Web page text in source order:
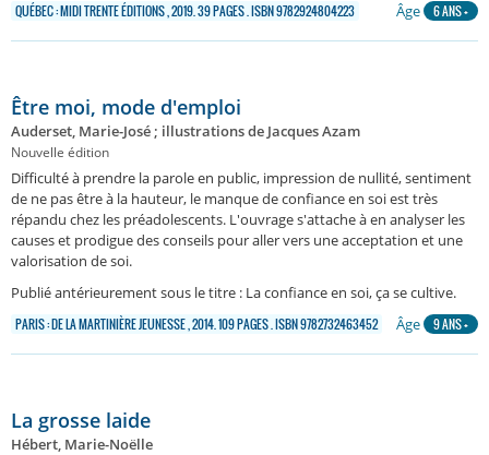
QUÉBEC : MIDI TRENTE ÉDITIONS , 2019. 39 PAGES . ISBN 9782924804223 Âge 6 ANS +
Être moi, mode d'emploi
Auderset, Marie-José ; illustrations de Jacques Azam
Nouvelle édition
Difficulté à prendre la parole en public, impression de nullité, sentiment
de ne pas être à la hauteur, le manque de confiance en soi est très
répandu chez les préadolescents. L'ouvrage s'attache à en analyser les
causes et prodigue des conseils pour aller vers une acceptation et une
valorisation de soi.
Publié antérieurement sous le titre : La confiance en soi, ça se cultive.
PARIS : DE LA MARTINIÈRE JEUNESSE , 2014. 109 PAGES . ISBN 9782732463452 Âge 9 ANS +
La grosse laide
Hébert, Marie-Noëlle